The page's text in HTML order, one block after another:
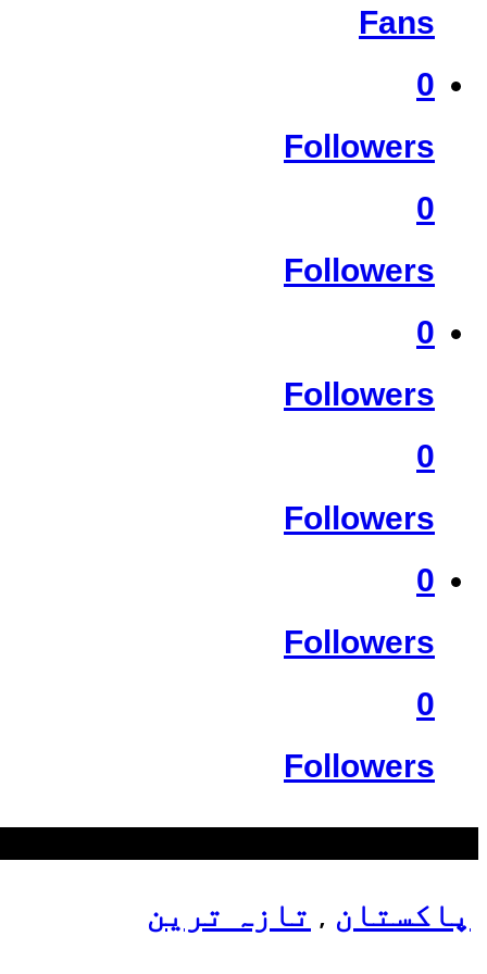
Fans
0
Followers
0
Followers
0
Followers
0
Followers
0
Followers
0
Followers
پاکستان , تازہ ترین